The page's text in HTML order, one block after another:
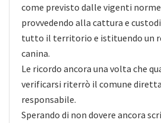
come previsto dalle vigenti
provvedendo alla cattura e
tutto il territorio e istituendo un
canina.
Le ricordo ancora una volta che
verificarsi riterrò il comune
responsabile.
Sperando di non dovere ancora